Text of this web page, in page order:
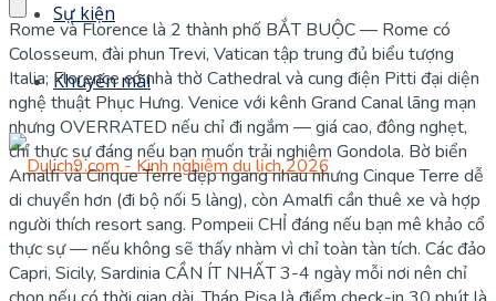
Sự kiện
Khuyến mãi
Rome và Florence là 2 thành phố BẮT BUỘC — Rome có
Colosseum, đài phun Trevi, Vatican tập trung đủ biểu tượng
Italia; Florence có nhà thờ Cathedral và cung điện Pitti đại diện
nghệ thuật Phục Hưng. Venice với kênh Grand Canal lãng mạn
nhưng OVERRATED nếu chỉ đi ngắm — giá cao, đông nghẹt,
chỉ thực sự đáng nếu bạn muốn trải nghiệm Gondola. Bờ biển
Amalfi và Cinque Terre đẹp ngang nhau nhưng Cinque Terre dễ
di chuyển hơn (đi bộ nối 5 làng), còn Amalfi cần thuê xe và hợp
người thích resort sang. Pompeii CHỈ đáng nếu bạn mê khảo cổ
thực sự — nếu không sẽ thấy nhàm vì chỉ toàn tàn tích. Các đảo
Capri, Sicily, Sardinia CẦN ÍT NHẤT 3-4 ngày mỗi nơi nên chỉ